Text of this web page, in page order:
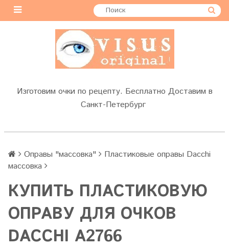
Изготовим очки по рецепту. Бесплатно Доставим в
Санкт-Петербург
Оправы "массовка"
Пластиковые оправы Dacchi
массовка
КУПИТЬ ПЛАСТИКОВУЮ
ОПРАВУ ДЛЯ ОЧКОВ
DACCHI A2766